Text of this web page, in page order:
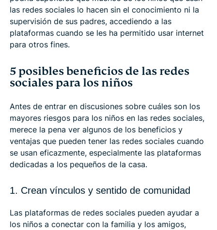
las redes sociales lo hacen sin el conocimiento ni la
supervisión de sus padres, accediendo a las
plataformas cuando se les ha permitido usar internet
para otros fines.
5 posibles beneficios de las redes
sociales para los niños
Antes de entrar en discusiones sobre cuáles son los
mayores riesgos para los niños en las redes sociales,
merece la pena ver algunos de los beneficios y
ventajas que pueden tener las redes sociales cuando
se usan eficazmente, especialmente las plataformas
dedicadas a los pequeños de la casa.
1. Crean vínculos y sentido de comunidad
Las plataformas de redes sociales pueden ayudar a
los niños a conectar con la familia y los amigos,